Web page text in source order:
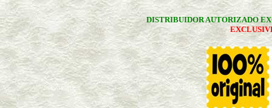
DISTRIBUIDOR AUTORIZADO